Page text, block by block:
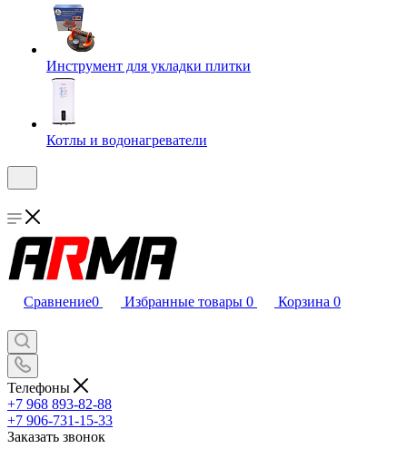
Инструмент для укладки плитки
Котлы и водонагреватели
Сравнение0 Избранные товары 0 Корзина 0
Телефоны
+7 968 893-82-88
+7 906-731-15-33
Заказать звонок